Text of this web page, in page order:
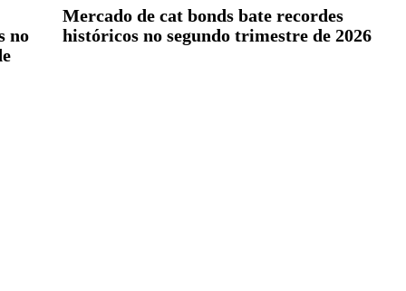
no
Mercado de cat bonds bate recordes
históricos no segundo trimestre de 2026